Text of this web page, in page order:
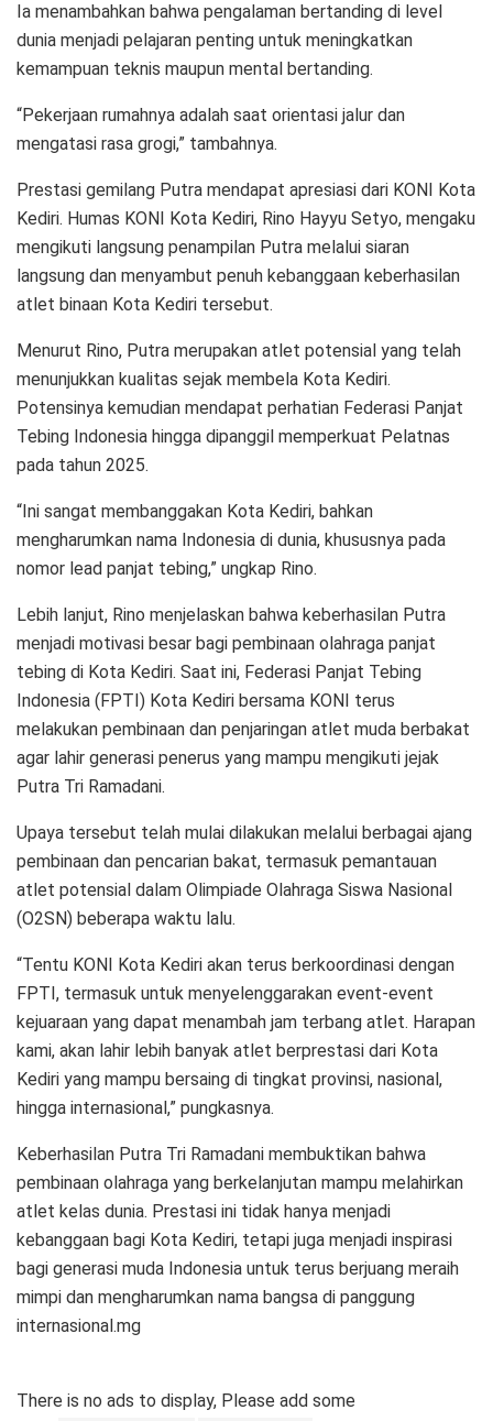
Ia menambahkan bahwa pengalaman bertanding di level
dunia menjadi pelajaran penting untuk meningkatkan
kemampuan teknis maupun mental bertanding.
“Pekerjaan rumahnya adalah saat orientasi jalur dan
mengatasi rasa grogi,” tambahnya.
Prestasi gemilang Putra mendapat apresiasi dari KONI Kota
Kediri. Humas KONI Kota Kediri, Rino Hayyu Setyo, mengaku
mengikuti langsung penampilan Putra melalui siaran
langsung dan menyambut penuh kebanggaan keberhasilan
atlet binaan Kota Kediri tersebut.
Menurut Rino, Putra merupakan atlet potensial yang telah
menunjukkan kualitas sejak membela Kota Kediri.
Potensinya kemudian mendapat perhatian Federasi Panjat
Tebing Indonesia hingga dipanggil memperkuat Pelatnas
pada tahun 2025.
“Ini sangat membanggakan Kota Kediri, bahkan
mengharumkan nama Indonesia di dunia, khususnya pada
nomor lead panjat tebing,” ungkap Rino.
Lebih lanjut, Rino menjelaskan bahwa keberhasilan Putra
menjadi motivasi besar bagi pembinaan olahraga panjat
tebing di Kota Kediri. Saat ini, Federasi Panjat Tebing
Indonesia (FPTI) Kota Kediri bersama KONI terus
melakukan pembinaan dan penjaringan atlet muda berbakat
agar lahir generasi penerus yang mampu mengikuti jejak
Putra Tri Ramadani.
Upaya tersebut telah mulai dilakukan melalui berbagai ajang
pembinaan dan pencarian bakat, termasuk pemantauan
atlet potensial dalam Olimpiade Olahraga Siswa Nasional
(O2SN) beberapa waktu lalu.
“Tentu KONI Kota Kediri akan terus berkoordinasi dengan
FPTI, termasuk untuk menyelenggarakan event-event
kejuaraan yang dapat menambah jam terbang atlet. Harapan
kami, akan lahir lebih banyak atlet berprestasi dari Kota
Kediri yang mampu bersaing di tingkat provinsi, nasional,
hingga internasional,” pungkasnya.
Keberhasilan Putra Tri Ramadani membuktikan bahwa
pembinaan olahraga yang berkelanjutan mampu melahirkan
atlet kelas dunia. Prestasi ini tidak hanya menjadi
kebanggaan bagi Kota Kediri, tetapi juga menjadi inspirasi
bagi generasi muda Indonesia untuk terus berjuang meraih
mimpi dan mengharumkan nama bangsa di panggung
internasional.mg
There is no ads to display, Please add some